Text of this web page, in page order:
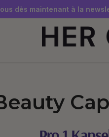
gratuite à partir de 69 €
dès maintenant à la
Économisez jusqu'à 30 %